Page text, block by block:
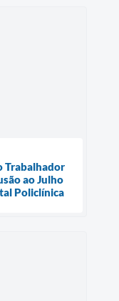
Trabalhador
ao Julho
Policlínica